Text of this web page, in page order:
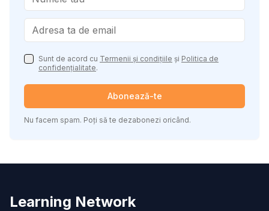
Sunt de acord cu Termenii și condițiile și Politica de
confidențialitate.
Abonează-te
Nu facem spam. Poți să te dezabonezi oricând.
Learning Network